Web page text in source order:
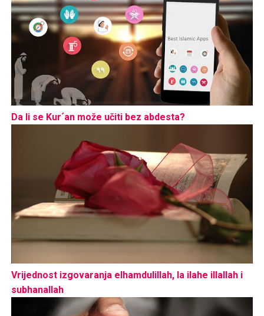
Da li se Kur´an može učiti bez abdesta?
Vrijednost izgovaranja elhamdulillah, la ilahe illallah i
subhanallah